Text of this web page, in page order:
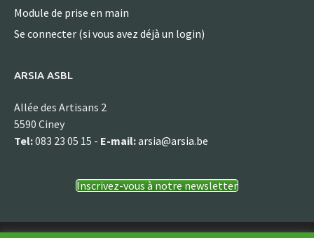
Module de prise en main
Se connecter (si vous avez déjà un login)
ARSIA ASBL
Allée des Artisans 2
5590 Ciney
Tel:083 23 05 15 - E-mail:arsia@arsia.be
Inscrivez-vous à notre newsletter